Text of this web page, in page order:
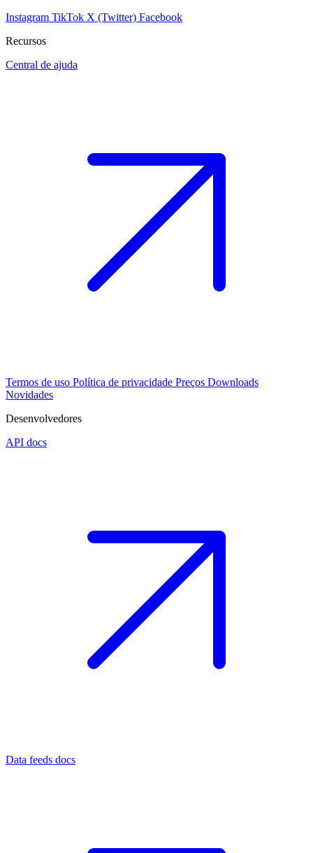
Instagram TikTok X (Twitter) Facebook
Recursos
Central de ajuda
Termos de uso Política de privacidade Preços Downloads
Novidades
Desenvolvedores
API docs
Data feeds docs